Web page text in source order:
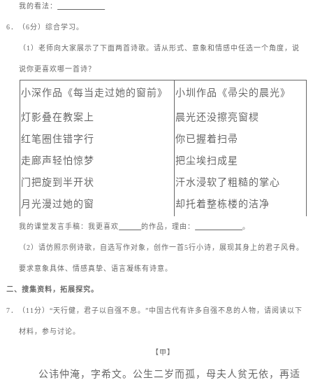
我的看法：
6 ．（6分）综合学习。
（ 1 ）老师向大家展示了下面两首诗歌。请从形式、意象和情感中任选一个角度，说
说你更喜欢哪一首诗？
小深作品《每当走过她的窗前》 小圳作品《帚尖的晨光》
灯影叠在教案上
红笔圈住错字行
走廊声轻怕惊梦
门把旋到半开状
月光漫过她的窗
晨光还没擦亮窗棂
你已握着扫帚
把尘埃扫成星
汗水浸软了粗糙的掌心
却托着整栋楼的洁净
我的课堂发言手稿：我更喜欢 的作品，理由： 。
（2）请仿照示例诗歌，自选写作对象，创作一首5行小诗，展现其身上的君子风骨。
要求意象具体、情感真挚、语言凝练有诗意。
二、搜集资料，拓展探究。
7 ．（ 11 分） “天行健，君子以自强不息。 ”中国古代有许多自强不息的人物，请阅读以下
材料，参与讨论。
【甲】
ㅤㅤ公讳仲淹，字希文。公生二岁而孤，母夫人贫无依，再适